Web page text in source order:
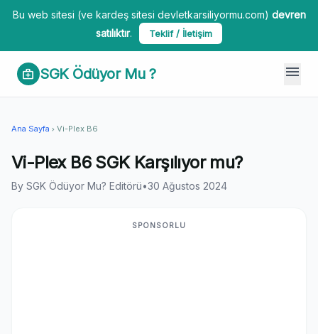
Bu web sitesi (ve kardeş sitesi devletkarsiliyormu.com) devren
satılıktır. Teklif / İletişim
medical_services SGK Ödüyor Mu ? menu
Ana Sayfa chevron_right Vi-Plex B6
Vi-Plex B6 SGK Karşılıyor mu?
By SGK Ödüyor Mu? Editörü•30 Ağustos 2024
SPONSORLU